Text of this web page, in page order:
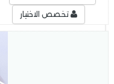
تخصص الاختيار